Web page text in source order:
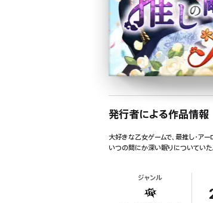
発行者による作品情報
大好きな乙女ゲームで、最推し・ア
いつの間にか深い眠りについていた
ジャンル